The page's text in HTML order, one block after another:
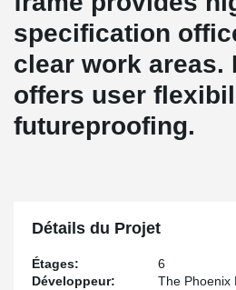
specification
clear work areas.
offers user
futureproofing.
Détails du Projet
Étages:
6
Développeur:
The Phoenix